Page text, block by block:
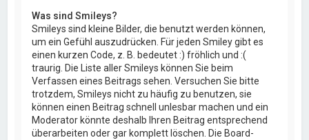
Was sind Smileys?
Smileys sind kleine Bilder, die benutzt werden können,
um ein Gefühl auszudrücken. Für jeden Smiley gibt es
einen kurzen Code, z. B. bedeutet :) fröhlich und :(
traurig. Die Liste aller Smileys können Sie beim
Verfassen eines Beitrags sehen. Versuchen Sie bitte
trotzdem, Smileys nicht zu häufig zu benutzen, sie
können einen Beitrag schnell unlesbar machen und ein
Moderator könnte deshalb Ihren Beitrag entsprechend
überarbeiten oder gar komplett löschen. Die Board-